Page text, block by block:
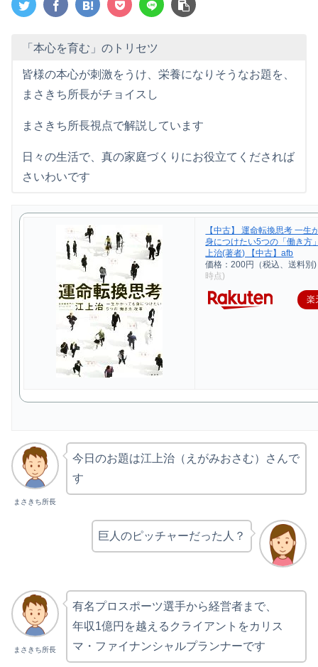
「本心を育む」のトリセツ
皆様の本心が刺激をうけ、栄養になりそうなお題を、
まさきち所長がチョイスし
まさきち所長視点で解説しています
日々の生活で、真の家庭づくりにお役立てくだされば
さいわいです
【中古】 運命転換思考 一生
身につけたい5つの「働き方
上治(著者) 【中古】afb
価格：200円（税込、送料別)
時点)
楽
まさきち所長
今日のお題は江上治（えがみおさむ）さんで
す
巨人のピッチャーだった人？
まさきち所長
有名プロスポーツ選手から経営者まで、
年収1億円を越えるクライアントをカリス
マ・ファイナンシャルプランナーです